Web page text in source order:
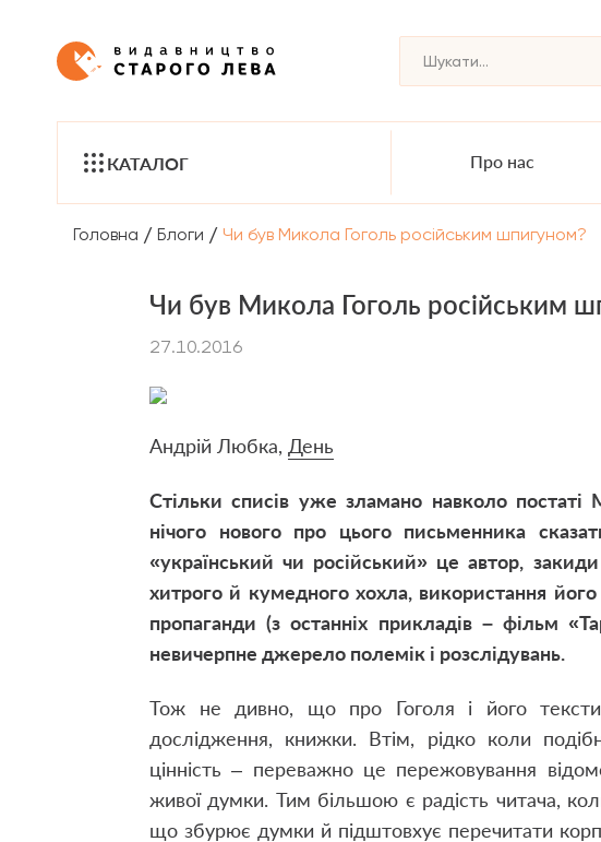
КАТАЛОГ Про нас
Головна / Блоги / Чи був Микола Гоголь російським шпигуном?
Чи був Микола Гоголь російським
27.10.2016
Андрій Любка, День
Стільки списів уже зламано навколо
нічого нового про цього письменника
«український чи російський» це автор,
хитрого й кумедного хохла, використання його
пропаганди (з останніх прикладів – фільм
невичерпне джерело полемік і розслідувань.
Тож не дивно, що про Гоголя і його тексти
дослідження, книжки. Втім, рідко коли
цінність – переважно це пережовування
живої думки. Тим більшою є радість читача,
що збурює думки й підштовхує перечитати